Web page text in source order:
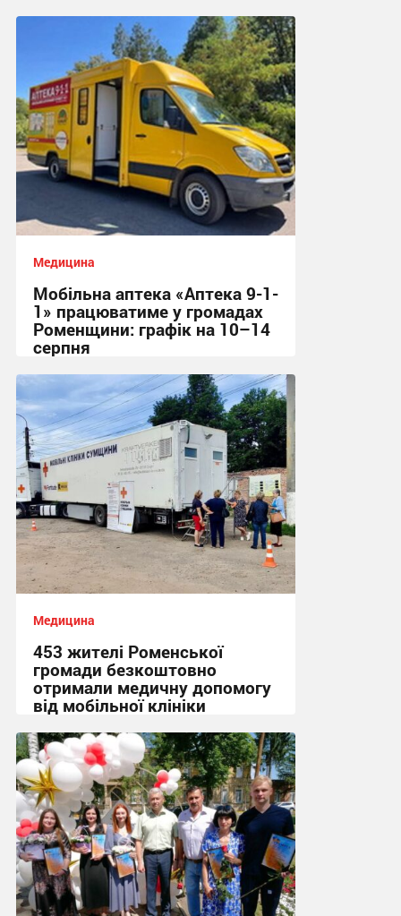
Медицина
Мобільна аптека «Аптека 9-1-
1» працюватиме у громадах
Роменщини: графік на 10–14
серпня
10:00 вчора
Медицина
453 жителі Роменської
громади безкоштовно
отримали медичну допомогу
від мобільної клініки
08:00, 2.08.2026